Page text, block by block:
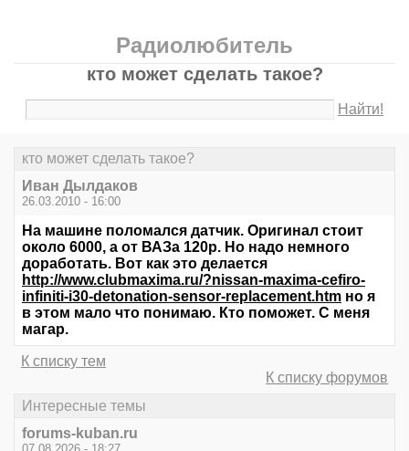
Радиолюбитель
кто может сделать такое?
Найти!
кто может сделать такое?
Иван Дылдаков
26.03.2010 - 16:00
На машине поломался датчик. Оригинал стоит
около 6000, а от ВАЗа 120р. Но надо немного
доработать. Вот как это делается
http://www.clubmaxima.ru/?nissan-maxima-cefiro-
infiniti-i30-detonation-sensor-replacement.htm но я
в этом мало что понимаю. Кто поможет. С меня
магар.
К списку тем
К списку форумов
Интересные темы
forums-kuban.ru